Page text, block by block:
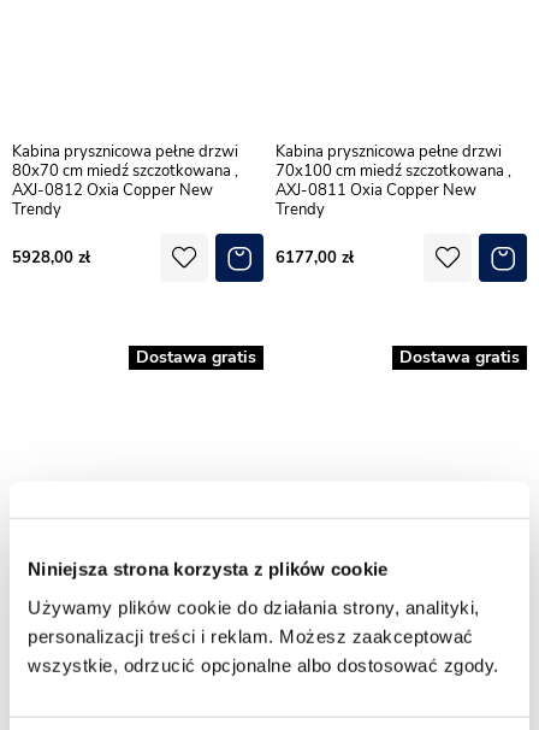
Niniejsza strona korzysta z plików cookie
Używamy plików cookie do działania strony, analityki,
personalizacji treści i reklam. Możesz zaakceptować
wszystkie, odrzucić opcjonalne albo dostosować zgody.
Kabina prysznicowa pełne drzwi
80x70 cm miedź szczotkowana ,
AXJ-0812 Oxia Copper New
Trendy
5928,00
Kabina prysznicowa pełne drzwi
70x100 cm miedź szczotkowana ,
AXJ-0811 Oxia Copper New
Trendy
6177,00
70x90 cm miedź szczotkowana ,
AXJ-0810 Oxia Copper New
Dostawa gratis
Kabina prysznicowa pełne drzwi
70x80 cm miedź szczotkowana ,
AXJ-0809 Oxia Copper New
Dostawa gratis